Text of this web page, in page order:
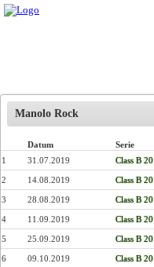
Manolo Rock
Datum Serie
1
31.07.2019 Class B
2 14.08.2019 Class B
3 28.08.2019 Class B
4 11.09.2019 Class B
5 25.09.2019 Class B
6 09.10.2019 Class B